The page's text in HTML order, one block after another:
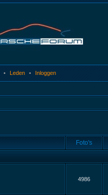
• Leden • Inloggen
Foto's
4986